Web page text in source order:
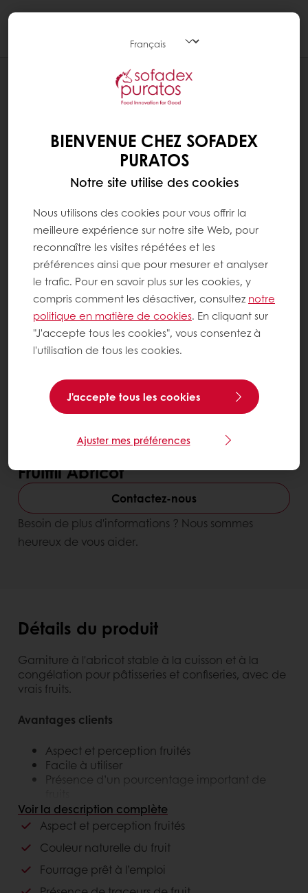
Fruitfil Abricot
Contactez-nous
Besoin de plus d'informations ? Nous sommes
heureux de vous aider.
Détails du produit
Garniture à l'abricot stable à la cuisson et à la
congélation pour pâtisseries et confiseries, avec de
vrais fruits.
Avantages clients
Aspect et perception fruités
Facile à utiliser
Présence d’un pourcentage important de
Résistant au gel : il maintient sa structure et ne
libère pas d'eau pendant les processus de gel
et de dégel
Avantages consommateurs
Voir la description complète
Aspect et perception fruités
Couleur naturelle du fruit
Fourrage prêt à l’emploi
BIENVENUE CHEZ SOFADEX
PURATOS
Notre site utilise des cookies
Nous utilisons des cookies pour vous offrir la
meilleure expérience sur notre site Web, pour
reconnaître les visites répétées et les
préférences ainsi que pour mesurer et analyser
le trafic. Pour en savoir plus sur les cookies, y
compris comment les désactiver, consulteznotre
politique en matière de cookies. En cliquant sur
"J'accepte tous les cookies", vous consentez à
l'utilisation de tous les cookies.
J'accepte tous les cookies
Ajuster mes préférences